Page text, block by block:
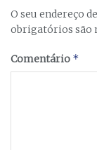
O seu endereço
obrigatórios são
Comentário *